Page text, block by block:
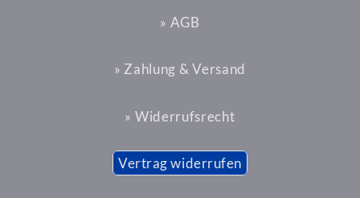
» AGB
» Zahlung & Versand
» Widerrufsrecht
Vertrag widerrufen